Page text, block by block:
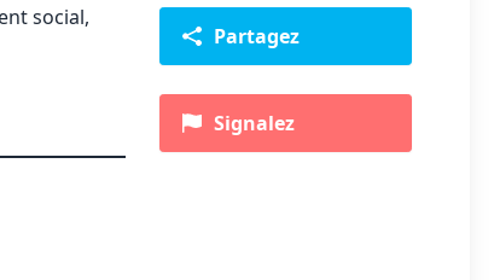
social,
Partagez
Signalez